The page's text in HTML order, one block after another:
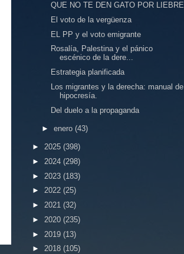
QUE NO TE DEN GATO POR LIEBRE
El voto de la vergüenza
EL PP y el voto emigrante
Rosalía, Palestina y el pánico
escénico de la dere...
Estrategia planificada
Los migrantes y la derecha: manual de
hipocresía.
Del duelo a la propaganda
► enero (43)
► 2025 (398)
► 2024 (298)
► 2023 (183)
► 2022 (25)
► 2021 (32)
► 2020 (235)
► 2019 (13)
► 2018 (105)